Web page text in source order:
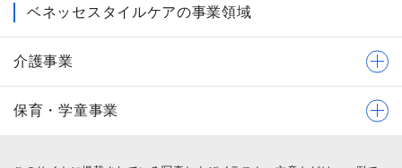
ベネッセスタイルケアの事業領域
介護事業
保育・学童事業